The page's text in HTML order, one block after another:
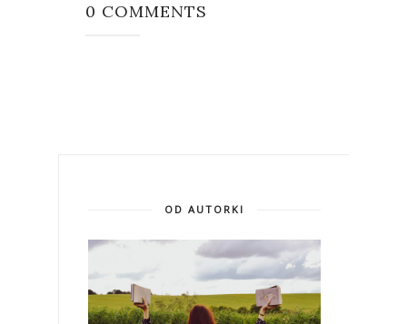
0 COMMENTS
OD AUTORKI